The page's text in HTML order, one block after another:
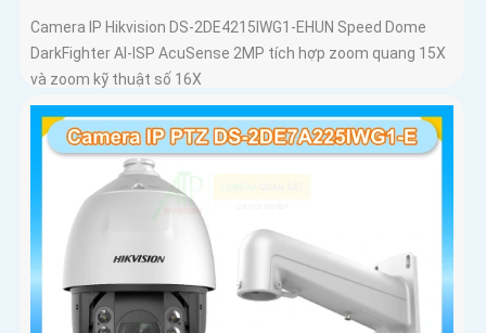
Camera IP Hikvision DS-2DE4215IWG1-EHUN Speed Dome
DarkFighter AI-ISP AcuSense 2MP tích hợp zoom quang 15X
và zoom kỹ thuật số 16X